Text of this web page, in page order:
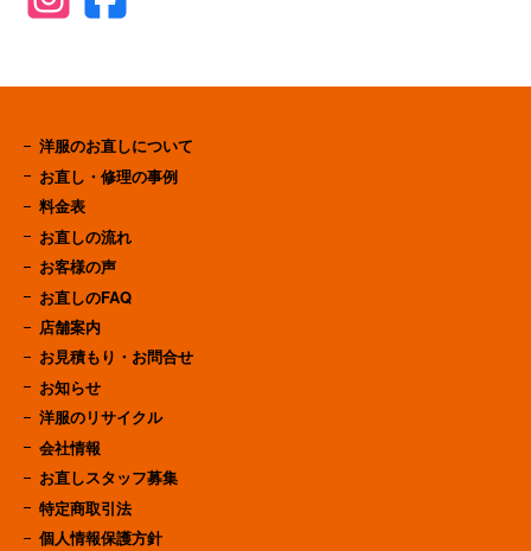
洋服のお直しについて
お直し・修理の事例
料金表
お直しの流れ
お客様の声
お直しのFAQ
店舗案内
お見積もり・お問合せ
お知らせ
洋服のリサイクル
会社情報
お直しスタッフ募集
特定商取引法
個人情報保護方針